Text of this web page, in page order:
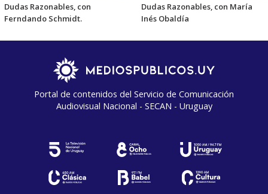
Dudas Razonables, con
Ferndando Schmidt.
Dudas Razonables, con María
Inés Obaldía
Portal de contenidos del Servicio de Comunicación
Audiovisual Nacional - SECAN - Uruguay